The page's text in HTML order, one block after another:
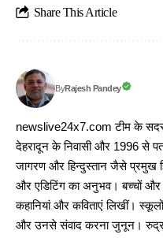
Share This Article
ByRajesh Pandey
newslive24x7.com टीम के
देहरादून के निवासी और 1996 से
जागरण और हिन्दुस्तान जैसे प्रमुख
और एडिटिंग का अनुभव। बच्चों
कहानियां और कविताएं लिखीं।
और उनसे संवाद करना जुनून।